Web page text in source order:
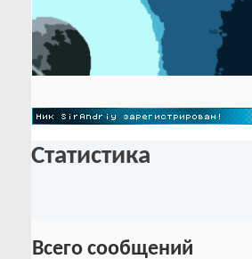
Статистика
Всего сообщений